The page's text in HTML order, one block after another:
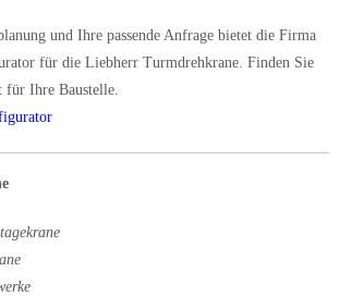
und Ihre passende Anfrage bietet die Firma
für die Liebherr Turmdrehkrane. Finden Sie
für Ihre Baustelle.